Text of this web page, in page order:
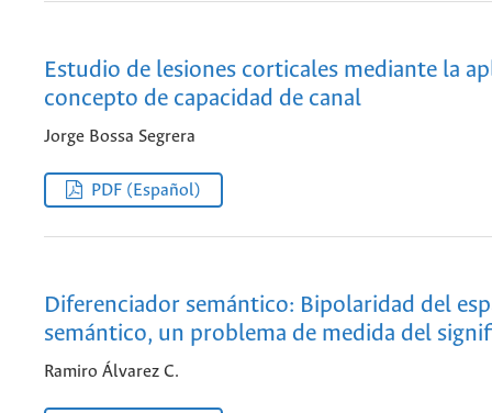
Estudio de lesiones corticales mediante la
concepto de capacidad de canal
Jorge Bossa Segrera
PDF (Español)
Diferenciador semántico: Bipolaridad del
semántico, un problema de medida del
Ramiro Álvarez C.